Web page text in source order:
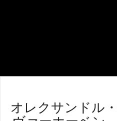
オレクサンドル